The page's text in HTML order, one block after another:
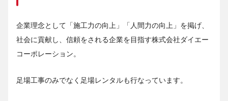
企業理念として「施工力の向上」「人間力の向上」を掲げ、
社会に貢献し、信頼をされる企業を目指す株式会社ダイエー
コーポレーション。
足場工事のみでなく足場レンタルも行なっています。